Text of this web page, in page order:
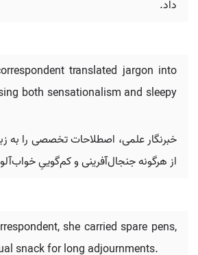
داد.
translated jargon into
both sensationalism and sleepy
خبرنگار علمی، اصطلاحات تخصصی را به
از هرگونه جنجال‌آفرینی و کم‌گوییِ
she carried spare pens,
snack for long adjournments.